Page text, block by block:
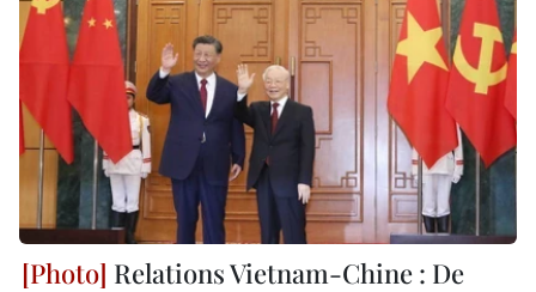
Relations Vietnam-Chine : De